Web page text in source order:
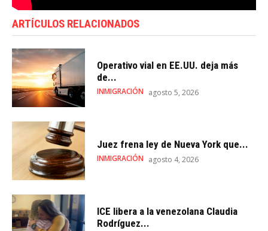
ARTÍCULOS RELACIONADOS
Operativo vial en EE.UU. deja más
de...
INMIGRACIÓN agosto 5, 2026
Juez frena ley de Nueva York que...
INMIGRACIÓN agosto 4, 2026
ICE libera a la venezolana Claudia
Rodríguez...